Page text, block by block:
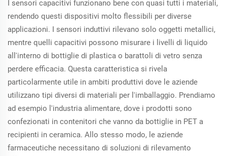
I sensori capacitivi funzionano bene con quasi tutti i materiali,
rendendo questi dispositivi molto flessibili per diverse
applicazioni. I sensori induttivi rilevano solo oggetti metallici,
mentre quelli capacitivi possono misurare i livelli di liquido
all'interno di bottiglie di plastica o barattoli di vetro senza
perdere efficacia. Questa caratteristica si rivela
particolarmente utile in ambiti produttivi dove le aziende
utilizzano tipi diversi di materiali per l'imballaggio. Prendiamo
ad esempio l'industria alimentare, dove i prodotti sono
confezionati in contenitori che vanno da bottiglie in PET a
recipienti in ceramica. Allo stesso modo, le aziende
farmaceutiche necessitano di soluzioni di rilevamento